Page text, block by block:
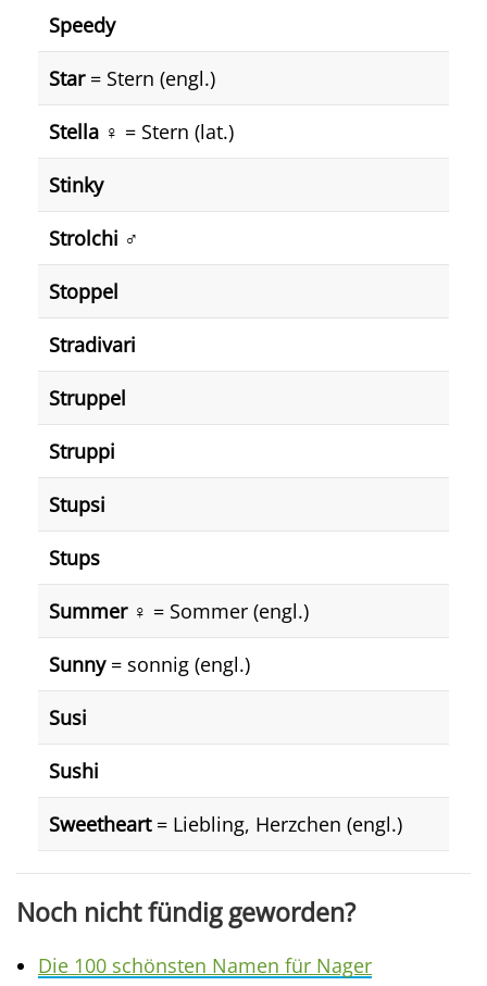
Speedy
Star= Stern (engl.)
Stella ♀️ = Stern (lat.)
Stinky
Strolchi ♂️
Stoppel
Stradivari
Struppel
Struppi
Stupsi
Stups
Summer ♀️ = Sommer (engl.)
Sunny= sonnig (engl.)
Susi
Sushi
Sweetheart= Liebling, Herzchen (engl.)
Noch nicht fündig geworden?
Die 100 schönsten Namen für Nager